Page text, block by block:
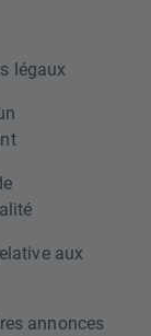
légaux
aux
annonces